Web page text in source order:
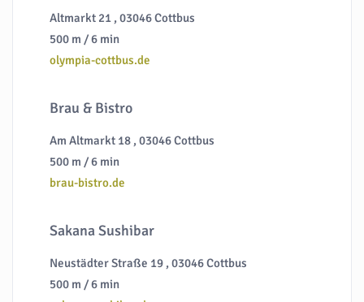
Altmarkt 21 , 03046 Cottbus
500 m / 6 min
olympia-cottbus.de
Brau & Bistro
Am Altmarkt 18 , 03046 Cottbus
500 m / 6 min
brau-bistro.de
Sakana Sushibar
Neustädter Straße 19 , 03046 Cottbus
500 m / 6 min